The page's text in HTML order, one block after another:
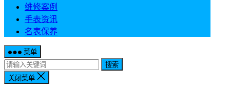
维修案例
手表资讯
名表保养
菜单
搜索
关闭菜单